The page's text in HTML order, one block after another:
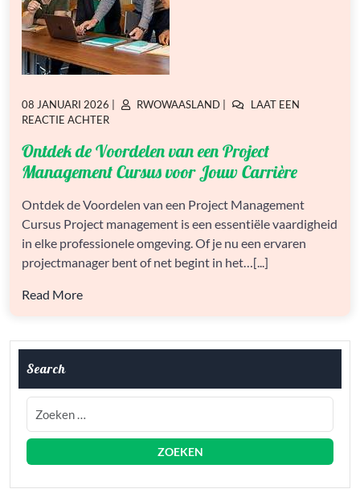
GEPLAATST
OP
08 JANUARI 2026
GEPLAATST
RWOWAASLAND
LAAT EEN
REACTIE ACHTEROP
DE
VOORDELEN
VAN
PROJECT
MANAGEMENT
CURSUS
VOOR
JOUW
Ontdek de Voordelen van een Project
Management Cursus voor Jouw Carrière
Ontdek de Voordelen van een Project Management
Cursus Project management is een essentiële vaardigheid
in elke professionele omgeving. Of je nu een ervaren
projectmanager bent of net begint in het…[...]
Read More
Search